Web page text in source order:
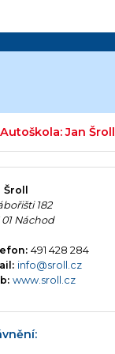
Autoškola: Jan Šroll
182
01 Náchod
491 428 284
info@sroll.cz
www.sroll.cz